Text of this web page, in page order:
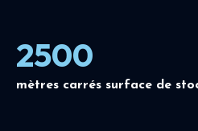
2500
mètres carrés surface de